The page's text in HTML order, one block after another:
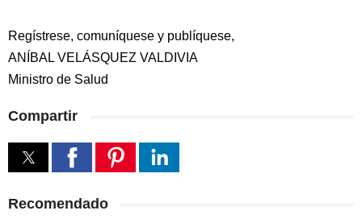
Regístrese, comuníquese y publíquese,
ANÍBAL VELÁSQUEZ VALDIVIA
Ministro de Salud
Compartir
Recomendado